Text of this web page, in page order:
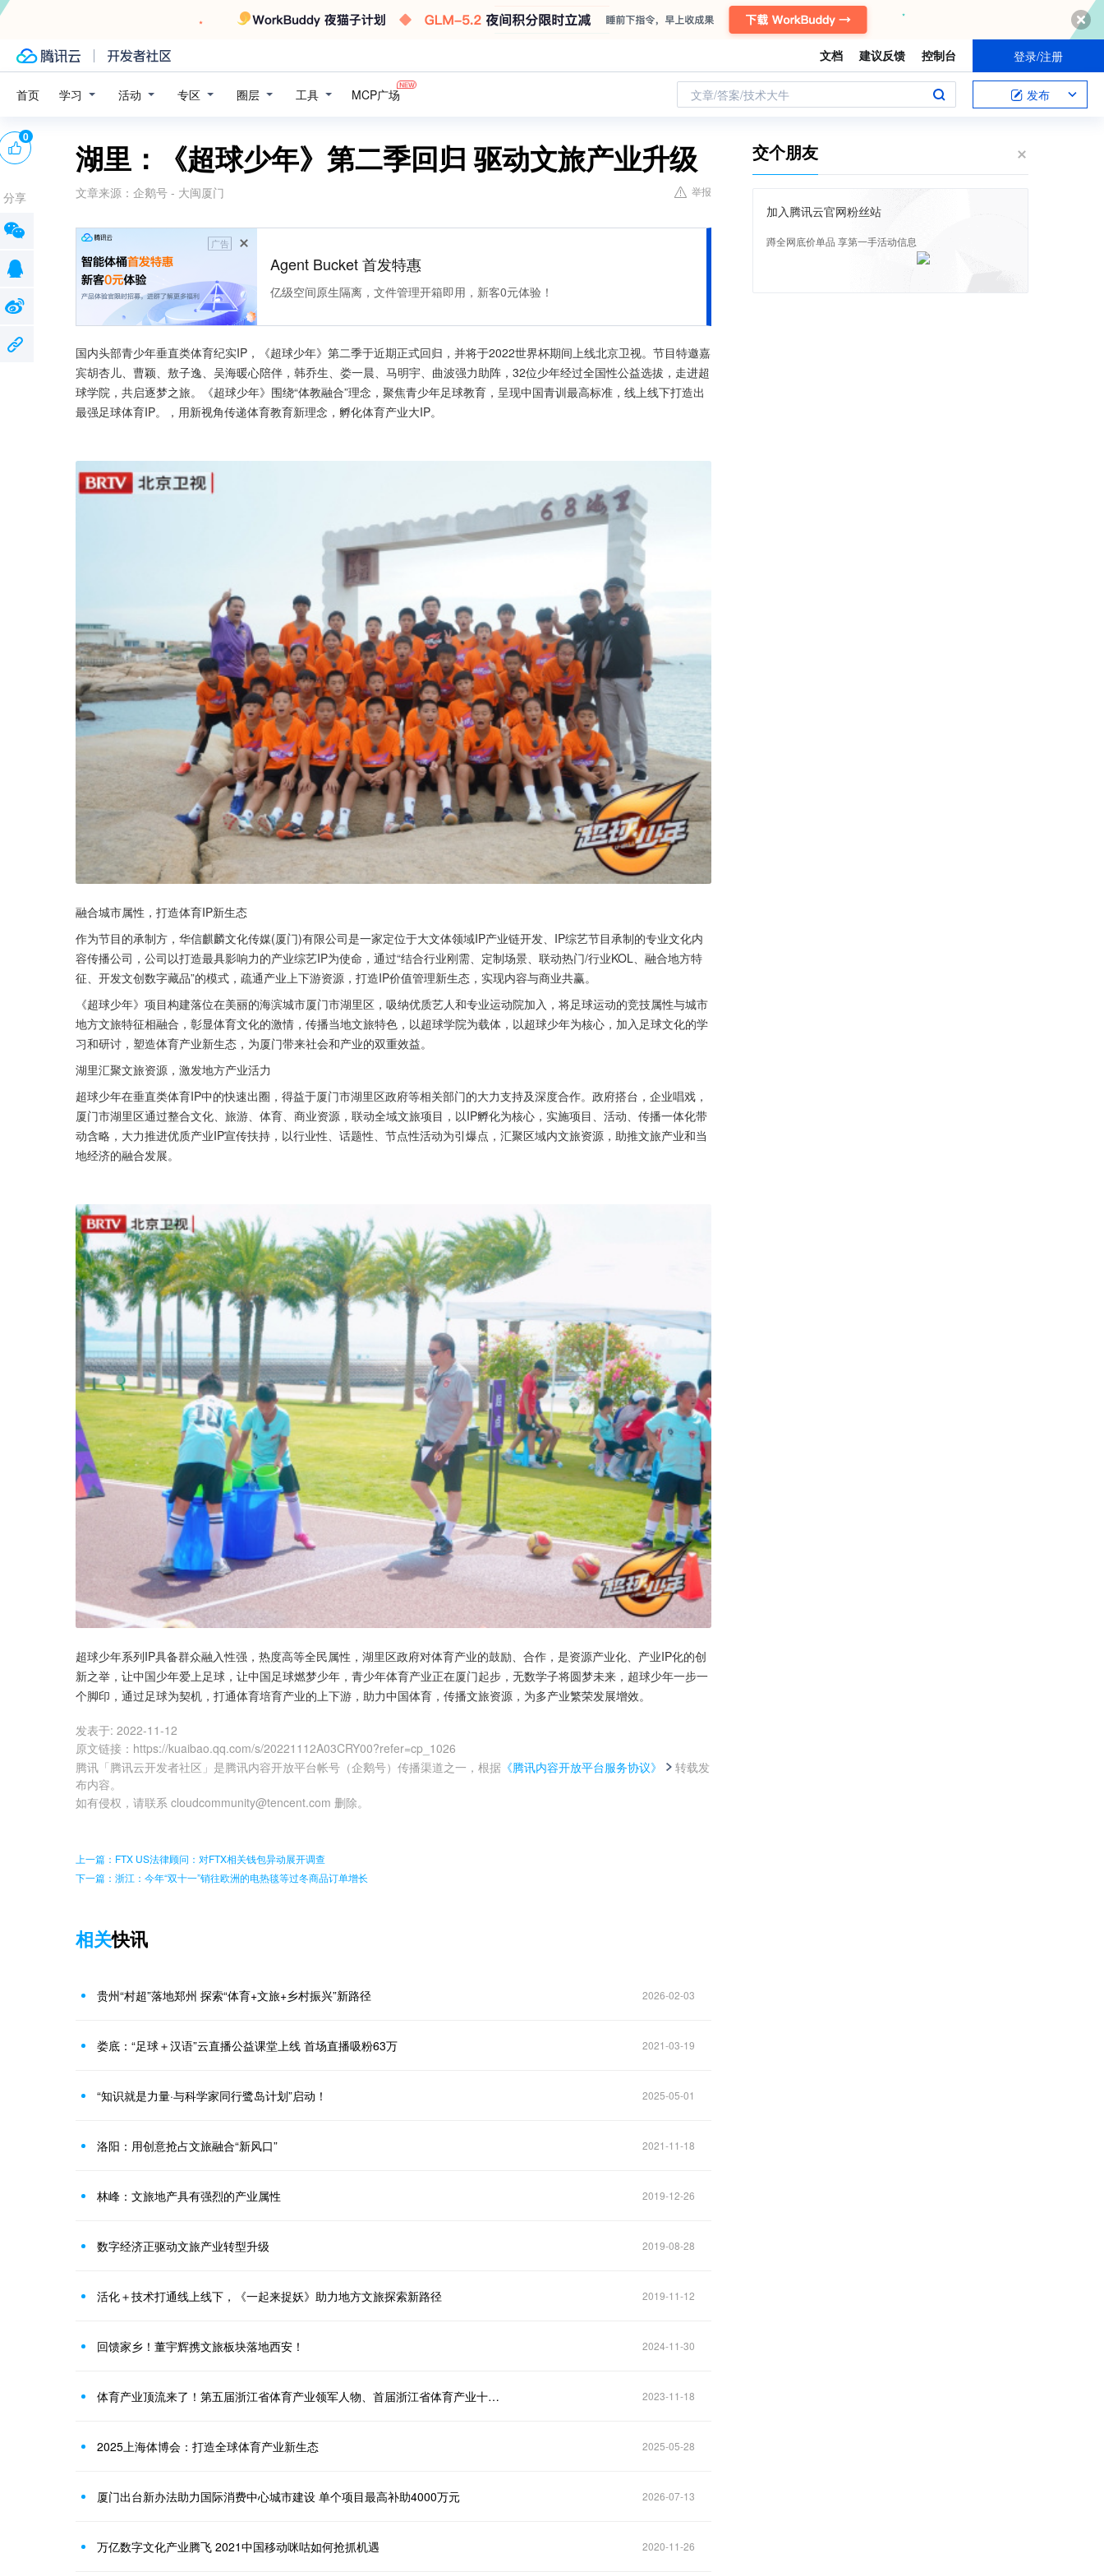
文档 建议反馈 控制台 登录/注册
首页 学习 活动 专区 圈层 工具 MCP广场 文章/答案/技术大牛 发布
湖里：《超球少年》第二季回归 驱动文旅产业升级
文章来源： 企鹅号 - 大闽厦门 举报
广告
Agent Bucket 首发特惠
亿级空间原生隔离，文件管理开箱即用，新客0元体验！
国内头部青少年垂直类体育纪实IP，《超球少年》第二季于近期正式回归，并将于2022世界杯期间上线北京卫视。节目特邀嘉
宾胡杏儿、曹颖、敖子逸、吴海暖心陪伴，韩乔生、娄一晨、马明宇、曲波强力助阵，32位少年经过全国性公益选拔，走进超
球学院，共启逐梦之旅。《超球少年》围绕“体教融合”理念，聚焦青少年足球教育，呈现中国青训最高标准，线上线下打造出
最强足球体育IP。，用新视角传递体育教育新理念，孵化体育产业大IP。
融合城市属性，打造体育IP新生态
作为节目的承制方，华信麒麟文化传媒(厦门)有限公司是一家定位于大文体领域IP产业链开发、IP综艺节目承制的专业文化内
容传播公司，公司以打造最具影响力的产业综艺IP为使命，通过“结合行业刚需、定制场景、联动热门/行业KOL、融合地方特
征、开发文创数字藏品”的模式，疏通产业上下游资源，打造IP价值管理新生态，实现内容与商业共赢。
《超球少年》项目构建落位在美丽的海滨城市厦门市湖里区，吸纳优质艺人和专业运动院加入，将足球运动的竞技属性与城市
地方文旅特征相融合，彰显体育文化的激情，传播当地文旅特色，以超球学院为载体，以超球少年为核心，加入足球文化的学
习和研讨，塑造体育产业新生态，为厦门带来社会和产业的双重效益。
湖里汇聚文旅资源，激发地方产业活力
超球少年在垂直类体育IP中的快速出圈，得益于厦门市湖里区政府等相关部门的大力支持及深度合作。政府搭台，企业唱戏，
厦门市湖里区通过整合文化、旅游、体育、商业资源，联动全域文旅项目，以IP孵化为核心，实施项目、活动、传播一体化带
动含略，大力推进优质产业IP宣传扶持，以行业性、话题性、节点性活动为引爆点，汇聚区域内文旅资源，助推文旅产业和当
地经济的融合发展。
超球少年系列IP具备群众融入性强，热度高等全民属性，湖里区政府对体育产业的鼓励、合作，是资源产业化、产业IP化的创
新之举，让中国少年爱上足球，让中国足球燃梦少年，青少年体育产业正在厦门起步，无数学子将圆梦未来，超球少年一步一
个脚印，通过足球为契机，打通体育培育产业的上下游，助力中国体育，传播文旅资源，为多产业繁荣发展增效。
发表于: 2022-11-12
原文链接 ： https://kuaibao.qq.com/s/20221112A03CRY00?refer=cp_1026
腾讯「腾讯云开发者社区」是腾讯内容开放平台帐号（企鹅号）传播渠道之一，根据 《腾讯内容开放平台服务协议》
转载发
布内容。
如有侵权，请联系 cloudcommunity@tencent.com 删除。
0
分享
上一篇：FTX US法律顾问：对FTX相关钱包异动展开调查
下一篇：浙江：今年“双十一”销往欧洲的电热毯等过冬商品订单增长
相关快讯
贵州“村超”落地郑州 探索“体育+文旅+乡村振兴”新路径 2026-02-03
娄底：“足球＋汉语”云直播公益课堂上线 首场直播吸粉63万 2021-03-19
“知识就是力量·与科学家同行鹭岛计划”启动！ 2025-05-01
洛阳：用创意抢占文旅融合“新风口” 2021-11-18
林峰：文旅地产具有强烈的产业属性 2019-12-26
数字经济正驱动文旅产业转型升级 2019-08-28
活化＋技术打通线上线下，《一起来捉妖》助力地方文旅探索新路径 2019-11-12
回馈家乡！董宇辉携文旅板块落地西安！ 2024-11-30
体育产业顶流来了！第五届浙江省体育产业领军人物、首届浙江省体育产业十大酷玩大使携手登场 2023-11-18
2025上海体博会：打造全球体育产业新生态 2025-05-28
厦门出台新办法助力国际消费中心城市建设 单个项目最高补助4000万元 2026-07-13
万亿数字文化产业腾飞 2021中国移动咪咕如何抢抓机遇 2020-11-26
交个朋友
加入腾讯云官网粉丝站
蹲全网底价单品 享第一手活动信息